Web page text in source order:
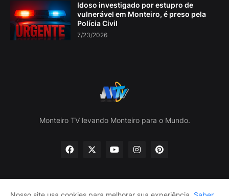
Idoso investigado por estupro de
vulnerável em Monteiro, é preso pela
Polícia Civil
7/23/2026
Monteiro TV levando Monteiro para o Mundo.